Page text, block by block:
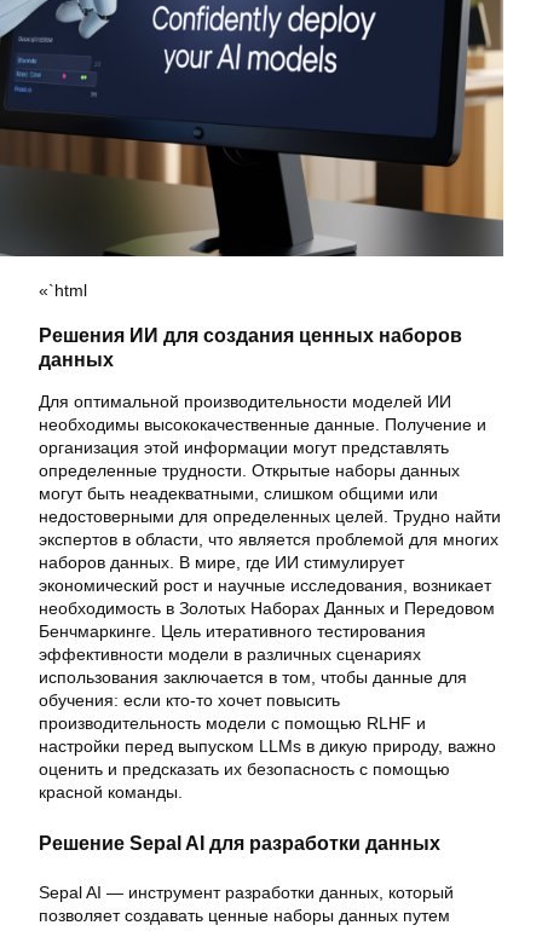
«`html
Решения ИИ для создания ценных наборов
данных
Для оптимальной производительности моделей ИИ
необходимы высококачественные данные. Получение и
организация этой информации могут представлять
определенные трудности. Открытые наборы данных
могут быть неадекватными, слишком общими или
недостоверными для определенных целей. Трудно найти
экспертов в области, что является проблемой для многих
наборов данных. В мире, где ИИ стимулирует
экономический рост и научные исследования, возникает
необходимость в Золотых Наборах Данных и Передовом
Бенчмаркинге. Цель итеративного тестирования
эффективности модели в различных сценариях
использования заключается в том, чтобы данные для
обучения: если кто-то хочет повысить
производительность модели с помощью RLHF и
настройки перед выпуском LLMs в дикую природу, важно
оценить и предсказать их безопасность с помощью
красной команды.
Решение Sepal AI для разработки данных
Sepal AI — инструмент разработки данных, который
позволяет создавать ценные наборы данных путем